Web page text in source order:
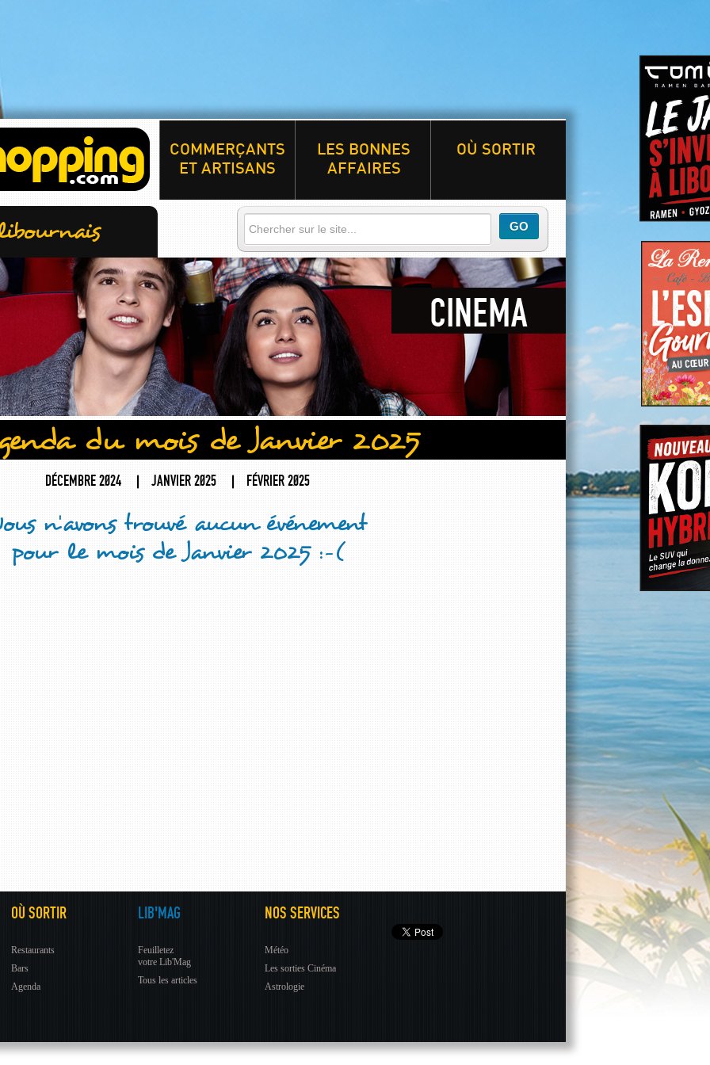
COMMERÇANTS
ET ARTISANS
LES BONNES
AFFAIRES
OÙ SORTIR
du mois de Janvier 2025
DÉCEMBRE 2024 JANVIER 2025 FÉVRIER 2025
n'avons trouvé aucun événement
pour le mois de Janvier 2025 :-(
OÙ SORTIR
Restaurants
Bars
Agenda
LIB'MAG
Feuilletez
votre Lib'Mag
Tous les articles
NOS SERVICES
Météo
Les sorties Cinéma
Astrologie